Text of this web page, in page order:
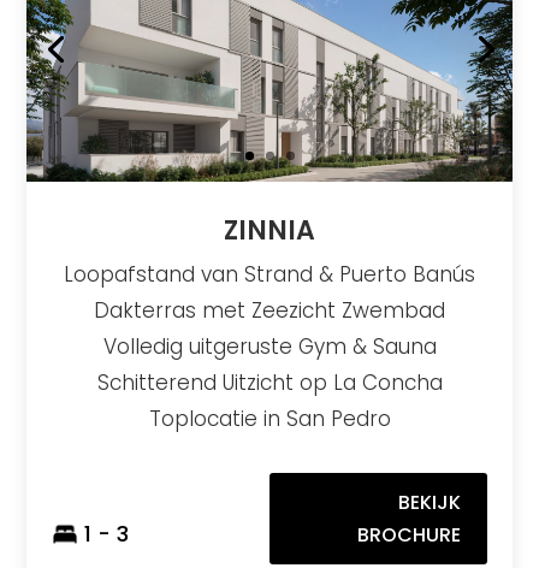
ZINNIA
Loopafstand van Strand & Puerto Banús
Dakterras met Zeezicht Zwembad
Volledig uitgeruste Gym & Sauna
Schitterend Uitzicht op La Concha
Toplocatie in San Pedro
1 - 3
BEKIJK
BROCHURE